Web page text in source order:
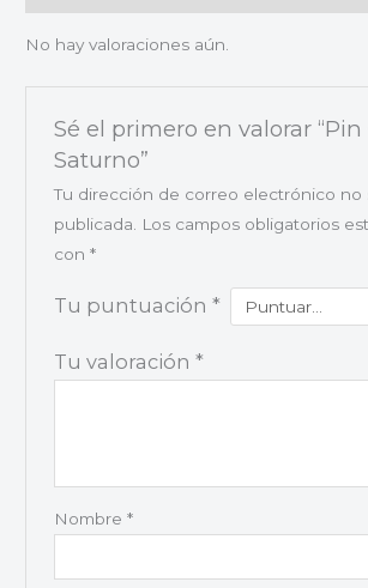
No hay valoraciones aún.
Sé el primero en valorar “Pin
Saturno”
Tu dirección de correo electrónico no
publicada.
Los campos obligatorios
con *
Tu puntuación *
Tu valoración *
Nombre *